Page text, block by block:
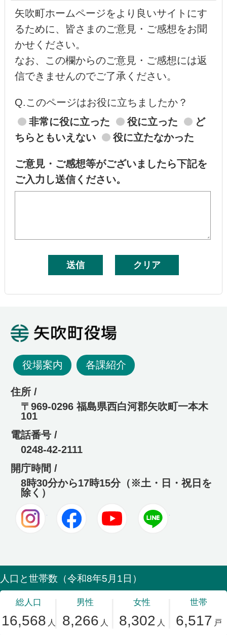
矢吹町ホームページをより良いサイトにす
るために、皆さまのご意見・ご感想をお聞
かせください。
なお、この欄からのご意見・ご感想には返
信できませんのでご了承ください。
Q.このページはお役に立ちましたか？
非常に役に立った
役に立った
ど
ちらともいえない
役に立たなかった
ご意見・ご感想等がございましたら下記を
ご入力し送信ください。
役場案内 各課紹介
住所 /
〒969-0296 福島県西白河郡矢吹町一本木
101
電話番号 /
0248-42-2111
開庁時間 /
8時30分から17時15分（※土・日・祝日を
除く）
Instagram Facebook Youtube